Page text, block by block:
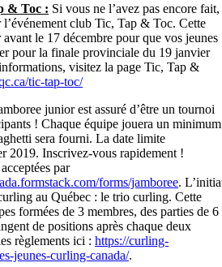
& Toc : Si vous ne l’avez pas encore fait,
club Tic, Tap & Toc. Cette
le 17 décembre pour que vos jeunes
pour la finale provinciale du 19 janvier
visitez la page Tic, Tap &
tic-tap-toc/
junior est assuré d’être un tournoi
! Chaque équipe jouera un minimum
sera fourni. La date limite
2019. Inscrivez-vous rapidement !
par
forms/jamboree.
au Québec : le trio curling. Cette
formées de 3 membres, des parties de 6
de positions après chaque deux
règlements ici : https://curling-
jeunes-curling-canada/.